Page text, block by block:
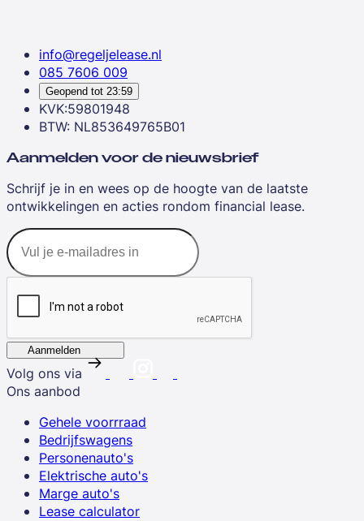
info@regeljelease.nl
085 7606 009
Geopend tot 23:59
KVK:59801948
BTW: NL853649765B01
Aanmelden voor de nieuwsbrief
Schrijf je in en wees op de hoogte van de laatste
ontwikkelingen en acties rondom financial lease.
Aanmelden
Volg ons via
Ons aanbod
Gehele voorrraad
Bedrijfswagens
Personenauto's
Elektrische auto's
Marge auto's
Lease calculator